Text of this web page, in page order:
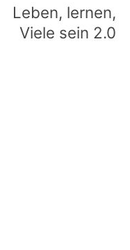
Leben, lernen,
Viele sein 2.0